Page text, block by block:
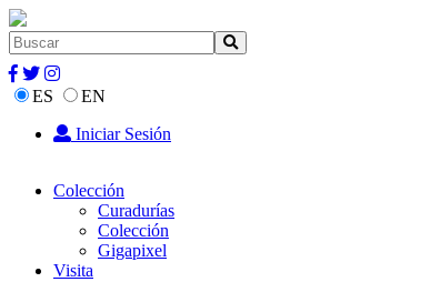
ES
EN
Iniciar Sesión
Colección
Curadurías
Colección
Gigapixel
Visita